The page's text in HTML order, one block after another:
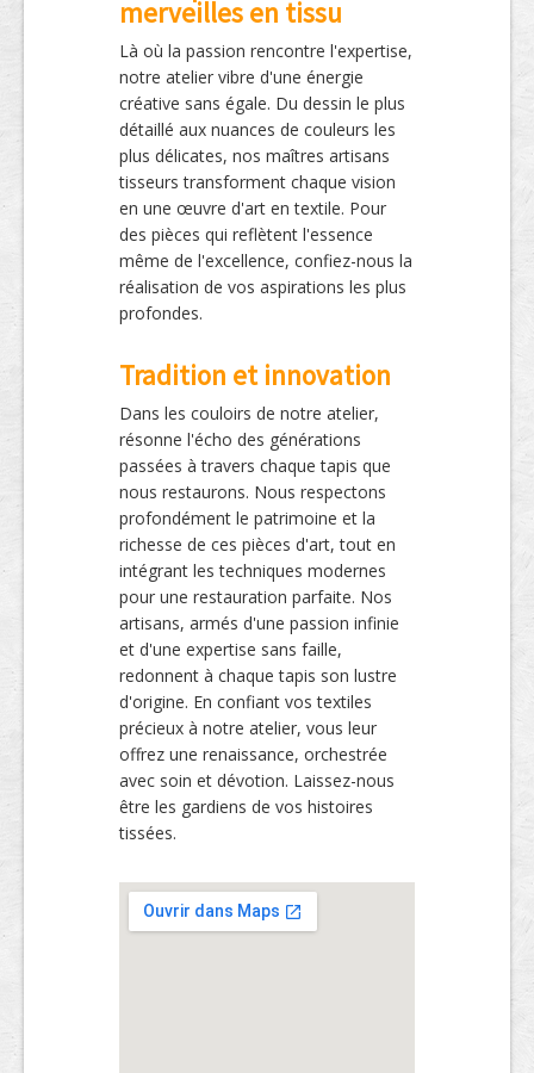
merveilles en tissu
Là où la passion rencontre l'expertise,
notre atelier vibre d'une énergie
créative sans égale. Du dessin le plus
détaillé aux nuances de couleurs les
plus délicates, nos maîtres artisans
tisseurs transforment chaque vision
en une œuvre d'art en textile. Pour
des pièces qui reflètent l'essence
même de l'excellence, confiez-nous la
réalisation de vos aspirations les plus
profondes.
Tradition et innovation
Dans les couloirs de notre atelier,
résonne l'écho des générations
passées à travers chaque tapis que
nous restaurons. Nous respectons
profondément le patrimoine et la
richesse de ces pièces d'art, tout en
intégrant les techniques modernes
pour une restauration parfaite. Nos
artisans, armés d'une passion infinie
et d'une expertise sans faille,
redonnent à chaque tapis son lustre
d'origine. En confiant vos textiles
précieux à notre atelier, vous leur
offrez une renaissance, orchestrée
avec soin et dévotion. Laissez-nous
être les gardiens de vos histoires
tissées.